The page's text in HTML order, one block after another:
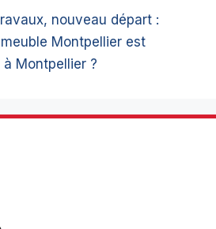
nouveau départ :
Montpellier est
Montpellier ?